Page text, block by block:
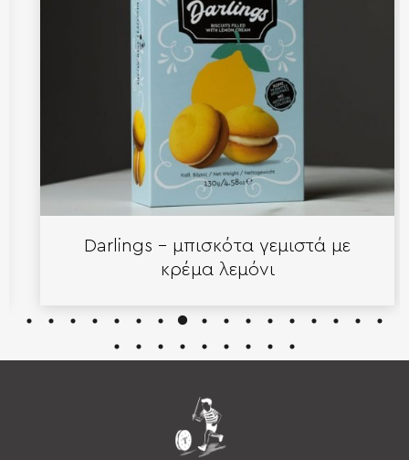
Darlings – μπισκότα γεμιστά με
κρέμα λεμόνι